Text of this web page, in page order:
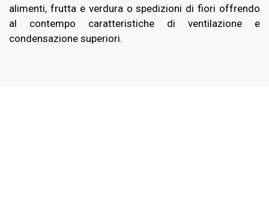
alimenti, frutta e verdura o spedizioni di fiori offrendo
al contempo caratteristiche di ventilazione e
condensazione superiori.